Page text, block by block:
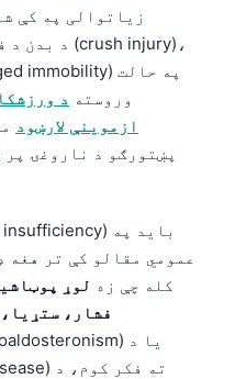
وروسته د
ازموینې لارښود
پښتورګو د ناروغۍ
عمومي مقالو کې تر هغه
کله چې زه لوړ
فشار،